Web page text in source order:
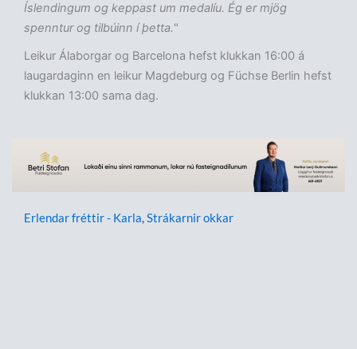
Íslendingum og keppast um medalíu. Ég er mjög
spenntur og tilbúinn í þetta."
Leikur Álaborgar og Barcelona hefst klukkan 16:00 á
laugardaginn en leikur Magdeburg og Füchse Berlin hefst
klukkan 13:00 sama dag.
Erlendar fréttir - Karla,Strákarnir okkar